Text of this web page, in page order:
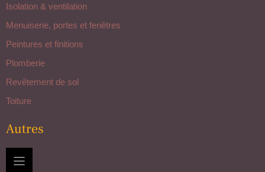
Isolation & ventilation
Menuiserie, portes et fenêtres
Peintures et finitions
Plomberie
Revêtement de sol
Toiture
Autres